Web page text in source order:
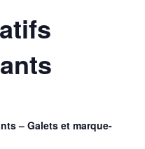
– Galets et marque-